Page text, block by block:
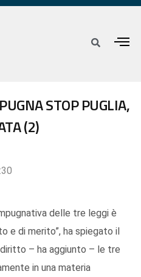
STOP PUGLIA,
(2)
delle tre leggi è
e di merito”, ha spiegato il
– ha aggiunto – le tre
in una materia